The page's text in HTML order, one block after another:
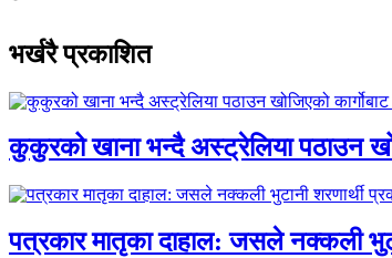
भर्खरै प्रकाशित
कुकुरको खाना भन्दै अस्ट्रेलिया पठाउन
पत्रकार मातृका दाहाल: जसले नक्कली